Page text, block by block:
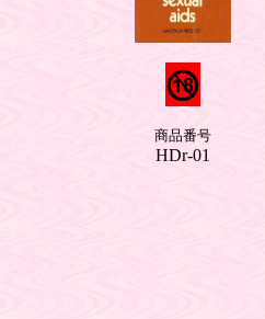
商品番号
HDr-01